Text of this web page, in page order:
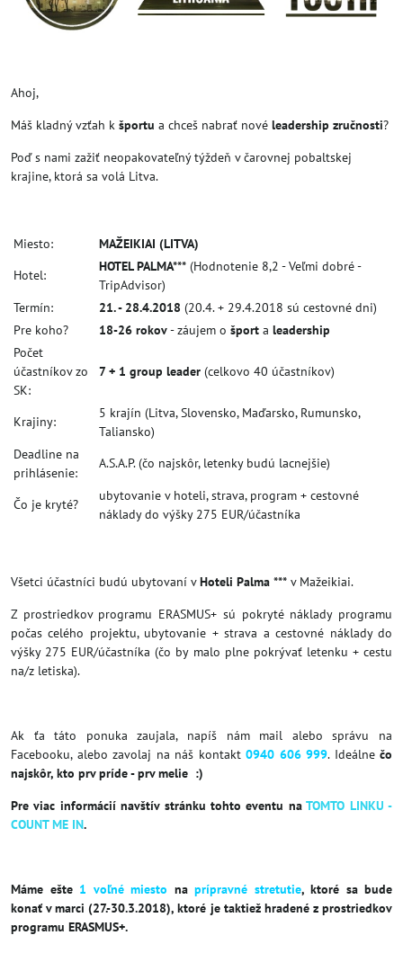
Ahoj,
Máš kladný vzťah k športu a chceš nabrať nové leadership zručnosti?
Poď s nami zažiť neopakovateľný týždeň v čarovnej pobaltskej
krajine, ktorá sa volá Litva.
Miesto: MAŽEIKIAI (LITVA)
Hotel:
HOTEL PALMA*** (Hodnotenie 8,2 - Veľmi dobré -
TripAdvisor)
Termín:
21. - 28.4.2018 (20.4. + 29.4.2018 sú cestovné dni)
Pre koho?
18-26 rokov- záujem o šport a leadership
Počet
účastníkov zo
SK:
7 + 1 group leader (celkovo 40 účastníkov)
Krajiny:
5 krajín (Litva, Slovensko, Maďarsko, Rumunsko,
Taliansko)
Deadline na
prihlásenie:
A.S.A.P. (čo najskôr, letenky budú lacnejšie)
Čo je kryté?
ubytovanie v hoteli, strava, program + cestovné
náklady do výšky 275 EUR/účastníka
Všetci účastníci budú ubytovaní vHoteli Palma *** v Mažeikiai.
Z prostriedkov programu ERASMUS+ sú pokryté náklady programu
počas celého projektu, ubytovanie + strava a cestovné náklady do
výšky 275 EUR/účastníka (čo by malo plne pokrývať letenku + cestu
na/z letiska).
Ak ťa táto ponuka zaujala, napíš nám mail alebo správu na
Facebooku, alebo zavolaj na náš kontakt 0940 606 999. Ideálne čo
najskôr, kto prv príde - prv melie :)
Pre viac informácií navštív stránku tohto eventu naTOMTO LINKU -
COUNT ME IN.
Máme ešte 1 voľné miesto na prípravné stretutie, ktoré sa bude
konať v marci (27.-30.3.2018), ktoré je taktiež hradené z prostriedkov
programu ERASMUS+.